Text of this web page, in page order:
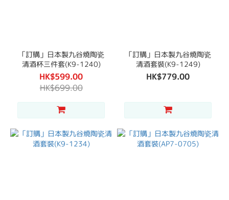
「訂購」日本製九谷燒陶瓷
清酒杯三件套(K9-1240)
HK$599.00
HK$699.00
「訂購」日本製九谷燒陶瓷
清酒套裝(K9-1249)
HK$779.00